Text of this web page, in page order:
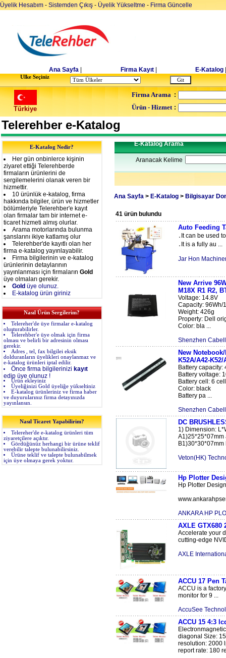
Üyelik Hesabım - Sistemden Çıkış - Üyelik Yükseltme - Firma Güncelle
Ana Sayfa Firma Kayıt E-Katalog
Ulke Seçiniz
Türkiye
Firma Arama :
Ürün - Hizmet :
Telerehber e-Katalog
E-Katalog Nedir?
Her gün onbinlerce kişinin
ziyaret ettiği Telerehberde
firmaların ürünlerini de
sergilemelerini olanak veren bir
hizmettir.
10 ürünlük e-katalog, firma
hakkında bilgiler, ürün ve hizmetler
bölümleriyle Telerehber'e kayıt
olan firmalar tam bir internet e-
ticaret hizmeti almış olurlar.
Arama motorlarında bulunma
şanslarını ikiye katlamış olur
Telerehber'de kayıtlı olan her
firma e-katalog yayınlayabilir.
Firma bilgilerinin ve e-katalog
ürünlerinin detaylarının
yayınlanması için firmaların Gold
üye olmaları gerekir.
Gold üye olunuz.
E-katalog ürün giriniz
Nasıl Ürün Sergilerim?
Telereher'de üye firmalar e-katalog
oluşturabilirler.
Telerehber'e üye olmak için firma
olması ve belirli bir adresinin olması
gerekir.
Adres , tel, fax bilgilei eksik
dolduranların üyelikleri onaylanmaz ve
e-katalog ürünleri iptal edilir.
Önce firma bilgilerinizi kayıt
edip üye olunuz !
Ürün ekleyiniz
Üyeliğinizi Gold üyeliğe yükseltiniz
E-katalog ürünleriniz ve firma haber
ve duyurularınız firma detayınızda
yayınlansın.
Nasıl Ticaret Yapabilirim?
Telereher'de e-katalog ürünleri tüm
ziyaretçilere açıktır.
Gördüğünüz herhangi bir ürüne teklif
verebilir talepte bulunabilirsiniz.
Ürüne teklif ve talepte bulunabilmek
için üye olmaya gerek yoktur.
E-Katalog Arama
Aranacak Kelime
Ana Sayfa > E-Katalog > Bilgisayar
41 ürün bulundu
Auto Feeding
․It can be used
․It is a fully au ...
Jar Hon
New Arrive
M18X R1 R2,
Voltage: 14.8V
Capacity: 96Wh/
Weight: 426g
Property: Dell
Color: bla ...
Shenzhen
New
K52A/A42-K52/
Battery capacity:
Battery voltage:
Battery cell: 6
Color: black
Battery pa ...
Shenzhen
DC
1) Dimension:
Veton(HK)
Hp Plotter
Hp Plotter
ANKARA HP
AXLE GTX680
Accelerate your
cutting-edge
AXLE
ACCU 17 Pen
ACCU is a
monitor for 9 ...
AccuSee
ACCU 15 4:3
diagonal Size:
resolution: 2000
report rate: 180